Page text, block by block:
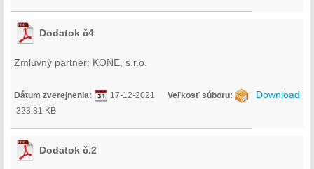
Dodatok č4
Zmluvný partner: KONE, s.r.o.
Dátum zverejnenia: 17-12-2021 Veľkosť súboru:
323.31 KB
Download
Dodatok č.2